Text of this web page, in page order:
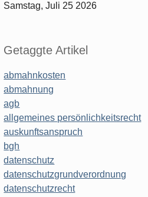
Samstag, Juli 25 2026
Getaggte Artikel
abmahnkosten
abmahnung
agb
allgemeines persönlichkeitsrecht
auskunftsanspruch
bgh
datenschutz
datenschutzgrundverordnung
datenschutzrecht